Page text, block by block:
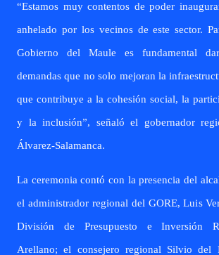
“Estamos muy contentos de poder
anhelado por los vecinos de este sector.
Gobierno del Maule es fundamental
demandas que no solo mejoran la
que contribuye a la cohesión social, la
y la inclusión”, señaló el gobernador
Álvarez-Salamanca.
La ceremonia contó con la presencia del
el administrador regional del GORE, Luis
División de Presupuesto e Inversión
Arellano; el consejero regional Silvio del